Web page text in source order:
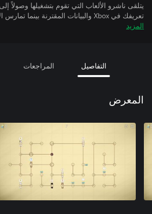
يتلقى ناشرو الألعاب التي تقوم بتشغيلها وصولاً
تعريفك في Xbox والبيانات المقترنة بينما تمارس الألعاب.
المزيد
التفاصيل المراجعات
المعرض